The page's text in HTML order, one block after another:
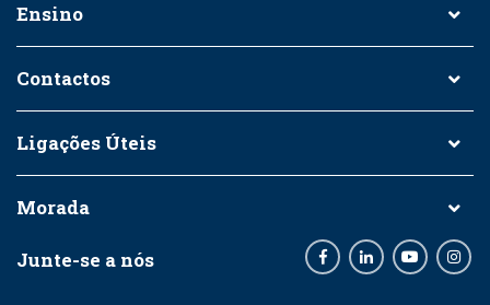
Ensino
Contactos
Ligações Úteis
Morada
Junte-se a nós FacebookLinkedInYoutube